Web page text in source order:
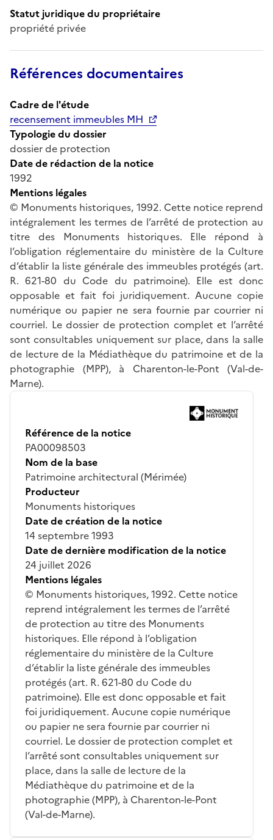
Statut juridique du propriétaire
propriété privée
Références documentaires
Cadre de l'étude
recensement immeubles MH
Typologie du dossier
dossier de protection
Date de rédaction de la notice
1992
Mentions légales
© Monuments historiques, 1992. Cette notice reprend
intégralement les termes de l’arrêté de protection au
titre des Monuments historiques. Elle répond à
l’obligation réglementaire du ministère de la Culture
d’établir la liste générale des immeubles protégés (art.
R. 621-80 du Code du patrimoine). Elle est donc
opposable et fait foi juridiquement. Aucune copie
numérique ou papier ne sera fournie par courrier ni
courriel. Le dossier de protection complet et l’arrêté
sont consultables uniquement sur place, dans la salle
de lecture de la Médiathèque du patrimoine et de la
photographie (MPP), à Charenton-le-Pont (Val-de-
Marne).
Référence de la notice
PA00098503
Nom de la base
Patrimoine architectural (Mérimée)
Producteur
Monuments historiques
Date de création de la notice
14 septembre 1993
Date de dernière modification de la notice
24 juillet 2026
Mentions légales
© Monuments historiques, 1992. Cette notice
reprend intégralement les termes de l’arrêté
de protection au titre des Monuments
historiques. Elle répond à l’obligation
réglementaire du ministère de la Culture
d’établir la liste générale des immeubles
protégés (art. R. 621-80 du Code du
patrimoine). Elle est donc opposable et fait
foi juridiquement. Aucune copie numérique
ou papier ne sera fournie par courrier ni
courriel. Le dossier de protection complet et
l’arrêté sont consultables uniquement sur
place, dans la salle de lecture de la
Médiathèque du patrimoine et de la
photographie (MPP), à Charenton-le-Pont
(Val-de-Marne).